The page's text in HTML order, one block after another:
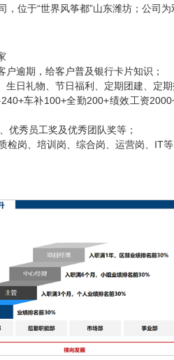
位于“世界风筝都”山东潍坊；公司
逾期，给客户普及银行卡片知识；
日礼物、节日福利、定期团建、定期
车补100+全勤200+绩效工资
优秀员工奖及优秀团队奖等；
检岗、培训岗、综合岗、运营岗、IT等